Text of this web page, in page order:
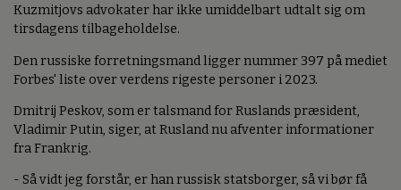
Kuzmitjovs advokater har ikke umiddelbart udtalt sig om
tirsdagens tilbageholdelse.
Den russiske forretningsmand ligger nummer 397 på mediet
Forbes' liste over verdens rigeste personer i 2023.
Dmitrij Peskov, som er talsmand for Ruslands præsident,
Vladimir Putin, siger, at Rusland nu afventer informationer
fra Frankrig.
- Så vidt jeg forstår, er han russisk statsborger, så vi bør få